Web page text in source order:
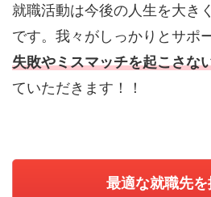
就職活動は今後の人生を大き
です。我々がしっかりとサポ
失敗やミスマッチを起こさな
ていただきます！！
最適な就職先を